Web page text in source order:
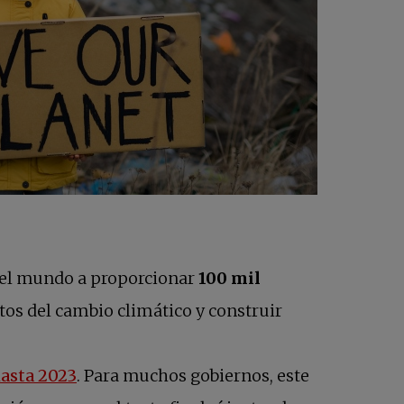
mundo a proporcionar100 mil
del cambio climático y construir
2023. Para muchos gobiernos, este